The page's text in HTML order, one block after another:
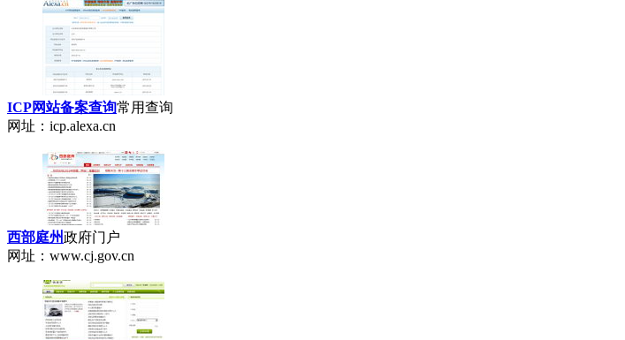
ICP网站备案查询常用查询
网址：icp.alexa.cn
西部庭州政府门户
网址：www.cj.gov.cn